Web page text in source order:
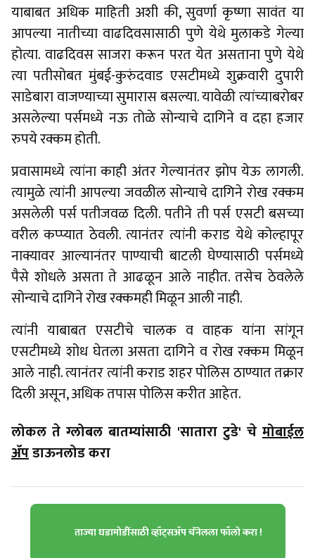
याबाबत अधिक माहिती अशी की, सुवर्णा कृष्णा सावंत या
आपल्या नातीच्या वाढदिवसासाठी पुणे येथे मुलाकडे गेल्या
होत्या. वाढदिवस साजरा करून परत येत असताना पुणे येथे
त्या पतीसोबत मुंबई-कुरुंदवाड एसटीमध्ये शुक्रवारी दुपारी
साडेबारा वाजण्याच्या सुमारास बसल्या. यावेळी त्यांच्याबरोबर
असलेल्या पर्समध्ये नऊ तोळे सोन्याचे दागिने व दहा हजार
रुपये रक्कम होती.
प्रवासामध्ये त्यांना काही अंतर गेल्यानंतर झोप येऊ लागली.
त्यामुळे त्यांनी आपल्या जवळील सोन्याचे दागिने रोख रक्कम
असलेली पर्स पतीजवळ दिली. पतीने ती पर्स एसटी बसच्या
वरील कप्प्यात ठेवली. त्यानंतर त्यांनी कराड येथे कोल्हापूर
नाक्यावर आल्यानंतर पाण्याची बाटली घेण्यासाठी पर्समध्ये
पैसे शोधले असता ते आढळून आले नाहीत. तसेच ठेवलेले
सोन्याचे दागिने रोख रक्कमही मिळून आली नाही.
त्यांनी याबाबत एसटीचे चालक व वाहक यांना सांगून
एसटीमध्ये शोध घेतला असता दागिने व रोख रक्कम मिळून
आले नाही. त्यानंतर त्यांनी कराड शहर पोलिस ठाण्यात तक्रार
दिली असून, अधिक तपास पोलिस करीत आहेत.
लोकल ते ग्लोबल बातम्यांसाठी 'सातारा टुडे' चे मोबाईल
ॲपडाऊनलोड करा
ताज्या घडामोडींसाठी व्हॉट्सॲप चॅनेलला फॉलो करा !